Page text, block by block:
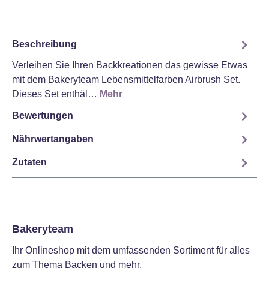
Beschreibung
Verleihen Sie Ihren Backkreationen das gewisse Etwas
mit dem Bakeryteam Lebensmittelfarben Airbrush Set.
Dieses Set enthäl… Mehr
Bewertungen
Nährwertangaben
Zutaten
Bakeryteam
Ihr Onlineshop mit dem umfassenden Sortiment für alles
zum Thema Backen und mehr.